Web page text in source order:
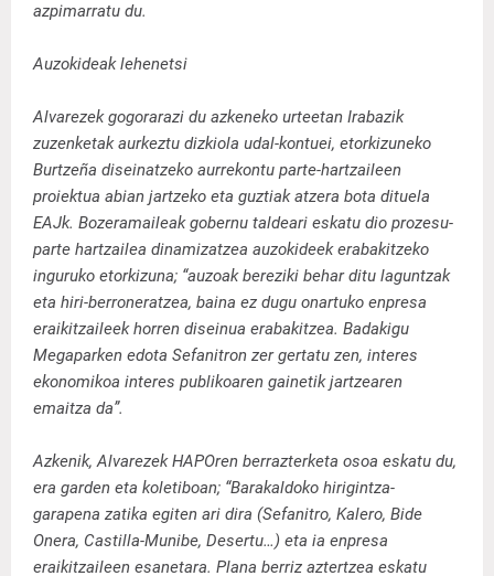
azpimarratu du.
Auzokideak lehenetsi
Alvarezek gogorarazi du azkeneko urteetan Irabazik
zuzenketak aurkeztu dizkiola udal-kontuei, etorkizuneko
Burtzeña diseinatzeko aurrekontu parte-hartzaileen
proiektua abian jartzeko eta guztiak atzera bota dituela
EAJk. Bozeramaileak gobernu taldeari eskatu dio prozesu-
parte hartzailea dinamizatzea auzokideek erabakitzeko
inguruko etorkizuna; “auzoak bereziki behar ditu laguntzak
eta hiri-berroneratzea, baina ez dugu onartuko enpresa
eraikitzaileek horren diseinua erabakitzea. Badakigu
Megaparken edota Sefanitron zer gertatu zen, interes
ekonomikoa interes publikoaren gainetik jartzearen
emaitza da”.
Azkenik, Alvarezek HAPOren berrazterketa osoa eskatu du,
era garden eta koletiboan; “Barakaldoko hirigintza-
garapena zatika egiten ari dira (Sefanitro, Kalero, Bide
Onera, Castilla-Munibe, Desertu…) eta ia enpresa
eraikitzaileen esanetara. Plana berriz aztertzea eskatu